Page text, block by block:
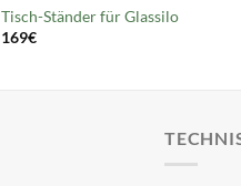
Tisch-Ständer für Glassilo
169€